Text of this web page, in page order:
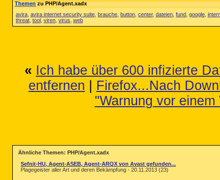
Themenzu PHP/Agent.xadx
avira avira internet security suite brauche button center, dateien fund google
threat tool viren virus web
« Ich habe über 600 infizierte
entfernen
Firefox...Nach
"Warnung vor
Ähnliche Themen: PHP/Agent.xadx
Sefnit-HU, Agent-ASEB, Agent-ARQX von Avast gefunden...
Plagegeister aller Art und deren Bekämpfung - 20.11.2013 (23)